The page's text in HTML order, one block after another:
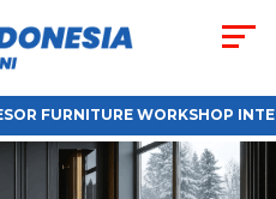
FURNITURE WORKSHOP